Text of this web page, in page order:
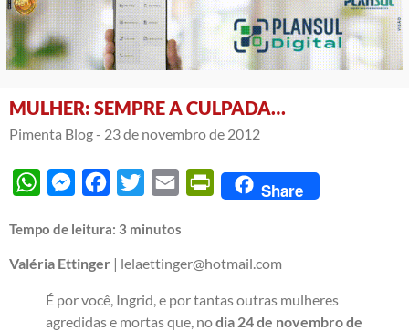
MULHER: SEMPRE A CULPADA…
Pimenta Blog - 23 de novembro de 2012
WhatsAppMessengerFacebook
Twitter Email PrintFriendly
Share
Tempo de leitura: 3 minutos
Valéria Ettinger | lelaettinger@hotmail.com
É por você, Ingrid, e por tantas outras mulheres
agredidas e mortas que, nodia 24 de novembro de